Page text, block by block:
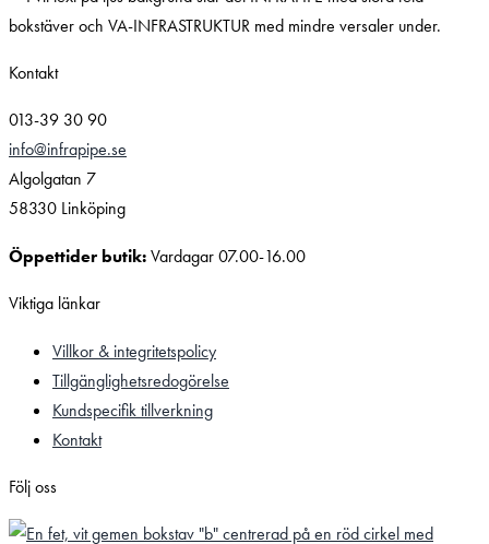
Kontakt
013-39 30 90
info@infrapipe.se
Algolgatan 7
58330 Linköping
Öppettider butik:Vardagar 07.00-16.00
Viktiga länkar
Villkor & integritetspolicy
Tillgänglighetsredogörelse
Kundspecifik tillverkning
Kontakt
Följ oss